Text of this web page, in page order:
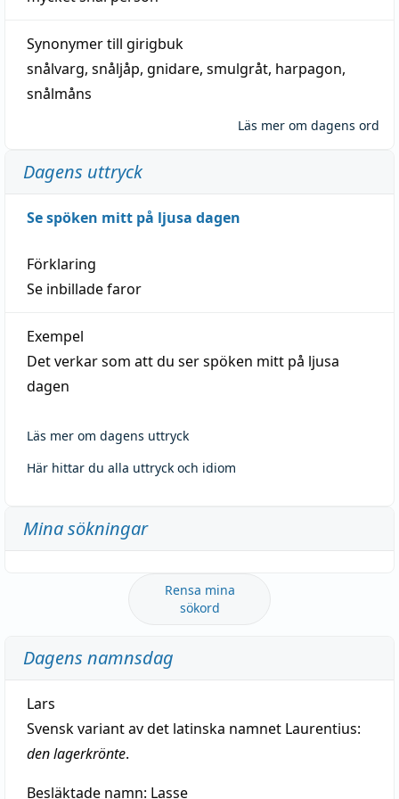
Synonymer till girigbuk
snålvarg, snåljåp, gnidare, smulgråt, harpagon,
snålmåns
Läs mer om dagens ord
Dagens uttryck
Se spöken mitt på ljusa dagen
Förklaring
Se inbillade faror
Exempel
Det verkar som att du ser spöken mitt på ljusa
dagen
Läs mer om dagens uttryck
Här hittar du alla uttryck och idiom
Mina sökningar
Rensa mina
sökord
Dagens namnsdag
Lars
Svensk variant av det latinska namnet Laurentius:
den lagerkrönte.
Besläktade namn: Lasse